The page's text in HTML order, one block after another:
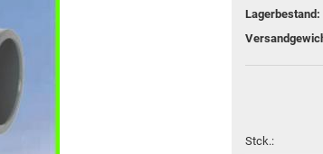
Lagerbestand:
Stck.: